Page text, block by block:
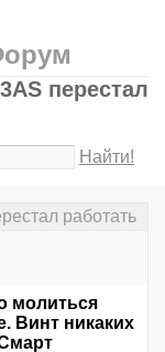
перестал
Найти!
работать
молиться
Винт никаких